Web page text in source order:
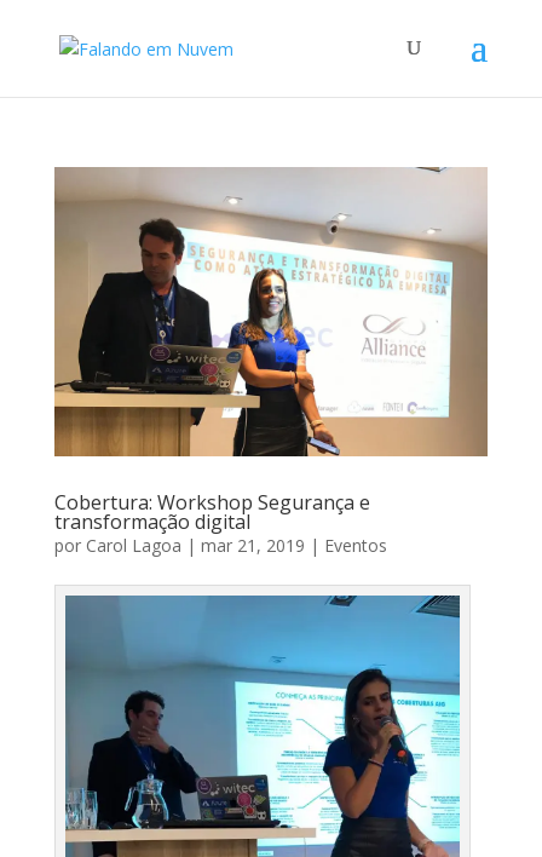
Cobertura: Workshop Segurança e
transformação digital
por Carol Lagoa | mar 21, 2019 | Eventos